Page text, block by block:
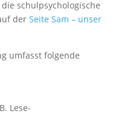
schulpsychologische
der Seite Sam – unser
umfasst folgende
Lese-